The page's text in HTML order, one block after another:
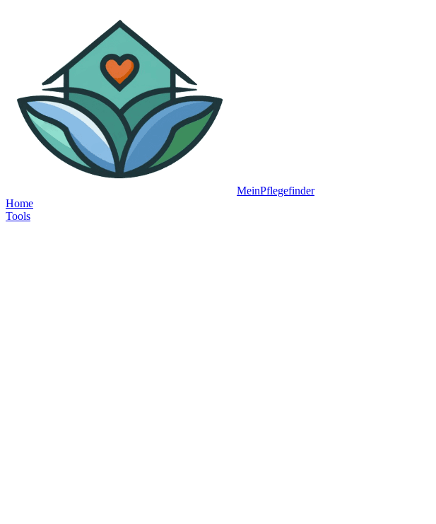
MeinPflegefinder
Home
Tools